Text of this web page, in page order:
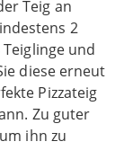
Teig an
2
und
diese erneut
Pizzateig
Zu guter
ihn zu